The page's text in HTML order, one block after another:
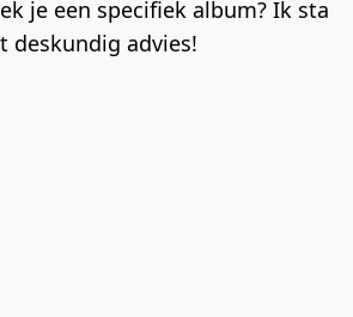
je een specifiek album? Ik sta
deskundig advies!